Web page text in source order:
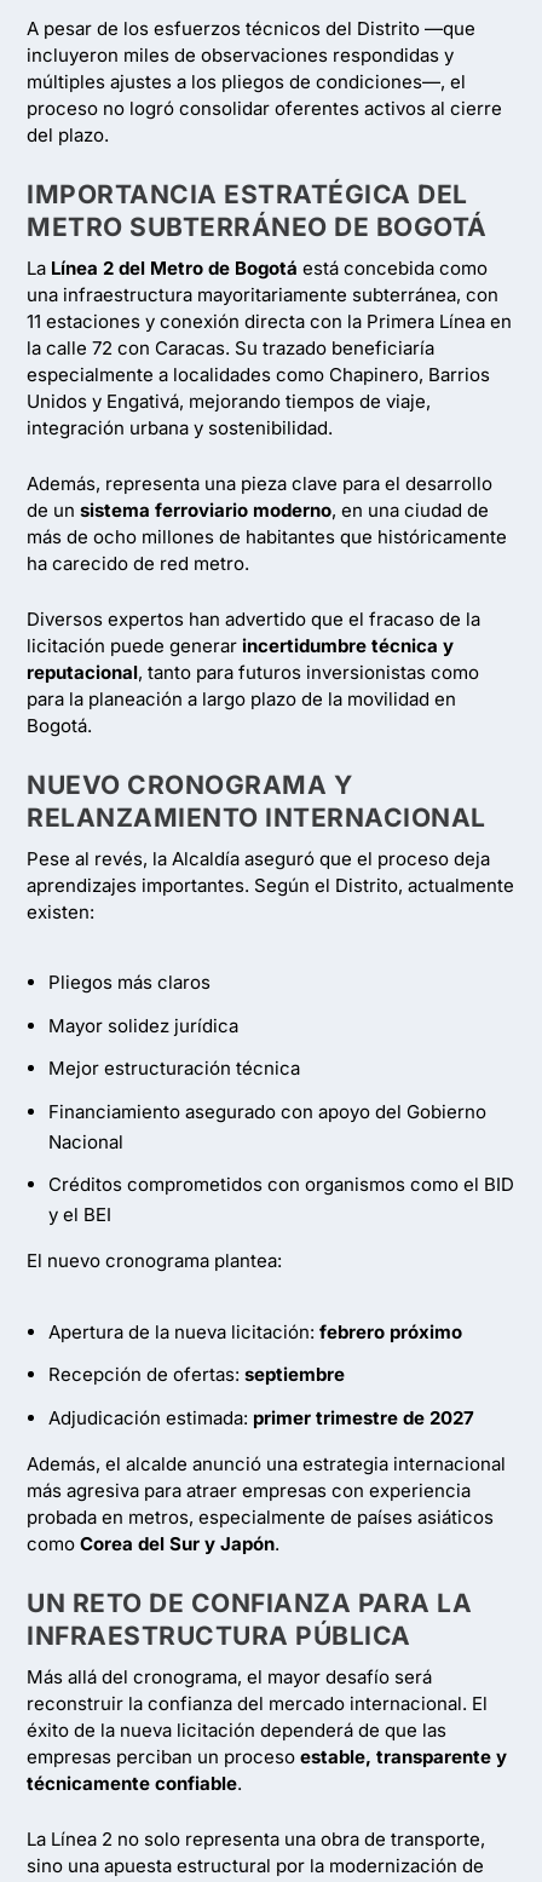
A pesar de los esfuerzos técnicos del Distrito —que
incluyeron miles de observaciones respondidas y
múltiples ajustes a los pliegos de condiciones—, el
proceso no logró consolidar oferentes activos al cierre
del plazo.
IMPORTANCIA ESTRATÉGICA DEL
METRO SUBTERRÁNEO DE BOGOTÁ
La Línea 2 del Metro de Bogotá está concebida como
una infraestructura mayoritariamente subterránea, con
11 estaciones y conexión directa con la Primera Línea en
la calle 72 con Caracas. Su trazado beneficiaría
especialmente a localidades como Chapinero, Barrios
Unidos y Engativá, mejorando tiempos de viaje,
integración urbana y sostenibilidad.
Además, representa una pieza clave para el desarrollo
de unsistema ferroviario moderno, en una ciudad de
más de ocho millones de habitantes que históricamente
ha carecido de red metro.
Diversos expertos han advertido que el fracaso de la
licitación puede generarincertidumbre técnica y
reputacional, tanto para futuros inversionistas como
para la planeación a largo plazo de la movilidad en
Bogotá.
NUEVO CRONOGRAMA Y
RELANZAMIENTO INTERNACIONAL
Pese al revés, la Alcaldía aseguró que el proceso deja
aprendizajes importantes. Según el Distrito, actualmente
existen:
Pliegos más claros
Mayor solidez jurídica
Mejor estructuración técnica
Financiamiento asegurado con apoyo del Gobierno
Nacional
Créditos comprometidos con organismos como el BID
y el BEI
El nuevo cronograma plantea:
Apertura de la nueva licitación: febrero próximo
Recepción de ofertas: septiembre
Adjudicación estimada: primer trimestre de 2027
Además, el alcalde anunció una estrategia internacional
más agresiva para atraer empresas con experiencia
probada en metros, especialmente de países asiáticos
comoCorea del Sur y Japón.
UN RETO DE CONFIANZA PARA LA
INFRAESTRUCTURA PÚBLICA
Más allá del cronograma, el mayor desafío será
reconstruir la confianza del mercado internacional. El
éxito de la nueva licitación dependerá de que las
empresas perciban un procesoestable, transparente y
técnicamente confiable.
La Línea 2 no solo representa una obra de transporte,
sino una apuesta estructural por la modernización de